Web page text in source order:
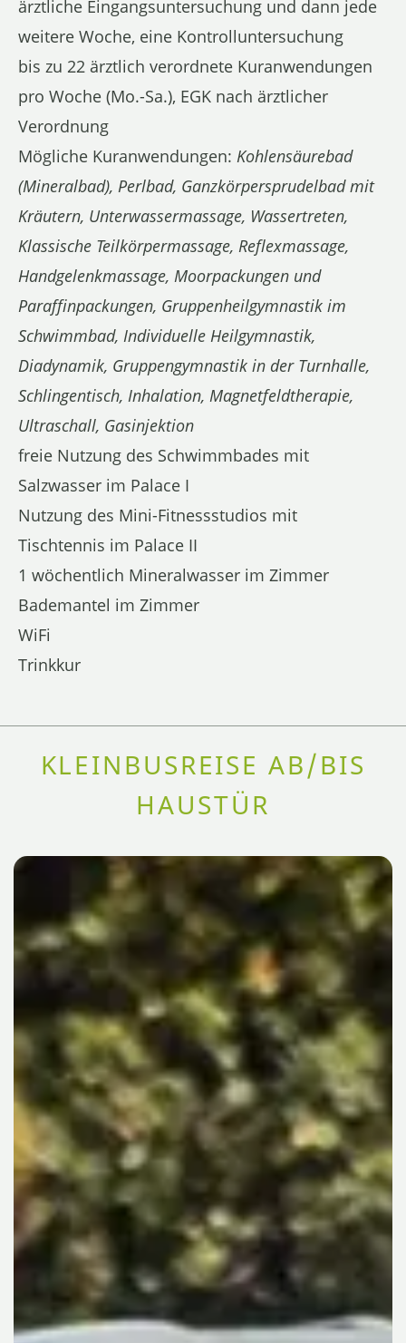
ärztliche Eingangsuntersuchung und dann jede
weitere Woche, eine Kontrolluntersuchung
bis zu 22 ärztlich verordnete Kuranwendungen
pro Woche (Mo.-Sa.), EGK nach ärztlicher
Verordnung
Mögliche Kuranwendungen: Kohlensäurebad
(Mineralbad), Perlbad, Ganzkörpersprudelbad mit
Kräutern, Unterwassermassage, Wassertreten,
Klassische Teilkörpermassage, Reflexmassage,
Handgelenkmassage, Moorpackungen und
Paraffinpackungen, Gruppenheilgymnastik im
Schwimmbad, Individuelle Heilgymnastik,
Diadynamik, Gruppengymnastik in der Turnhalle,
Schlingentisch, Inhalation, Magnetfeldtherapie,
Ultraschall, Gasinjektion
freie Nutzung des Schwimmbades mit
Salzwasser im Palace I
Nutzung des Mini-Fitnessstudios mit
Tischtennis im Palace II
1 wöchentlich Mineralwasser im Zimmer
Bademantel im Zimmer
WiFi
Trinkkur
KLEINBUSREISE AB/BIS
HAUSTÜR